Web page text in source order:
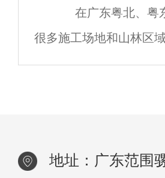
队,马帮运输,江西马队
在广东粤北、粤东
很多施工场地和山林区
大，普通车辆难以进入
地址：广东范围